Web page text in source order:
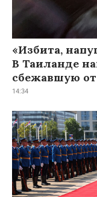
«Избита,
В Таиланде
сбежавшую
14:34